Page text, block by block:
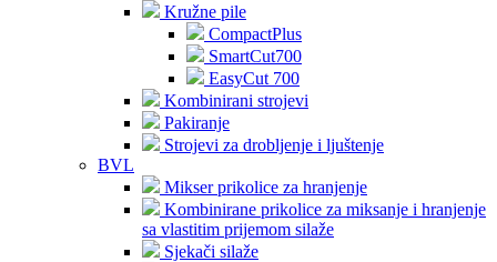
Kružne pile
CompactPlus
SmartCut700
EasyCut 700
Kombinirani strojevi
Pakiranje
Strojevi za drobljenje i ljuštenje
BVL
Mikser prikolice za hranjenje
Kombinirane prikolice za miksanje i hranjenje
sa vlastitim prijemom silaže
Sjekači silaže